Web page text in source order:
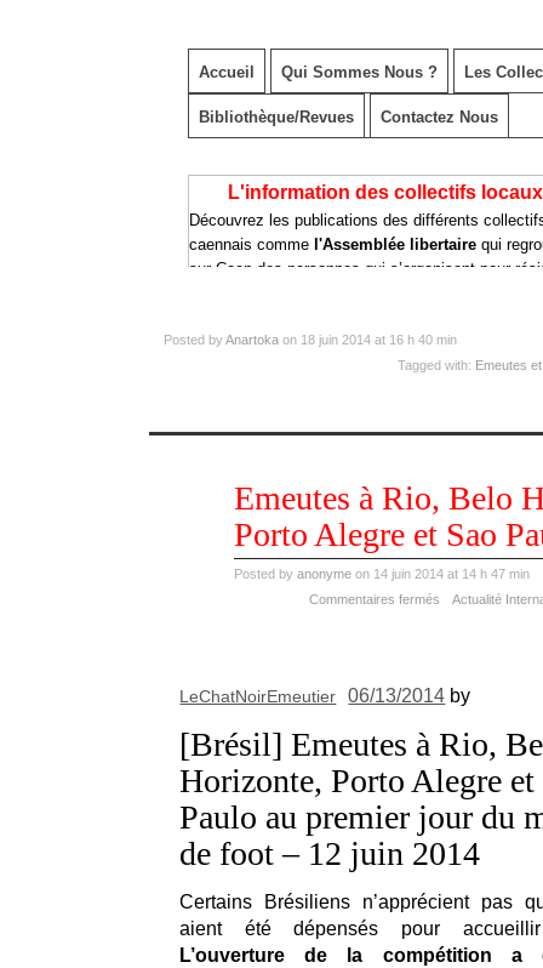
Posted byAnartokaon 18 juin 2014 at 16 h 40 min
Tagged with: Emeutes
Emeutes à Rio, Belo
Porto Alegre et Sao
Posted by anonymeon 14 juin 2014 at 14 h 47 min
Actualité
Commentaires fermés
06/13/2014 by
LeChatNoirEmeutier
[Brésil] Emeutes à Rio,
Horizonte, Porto Alegre et
Paulo au premier jour du
de foot – 12 juin 2014
Certains Brésiliens n’apprécient pas
aient été dépensés pour
L’ouverture de la compétition a